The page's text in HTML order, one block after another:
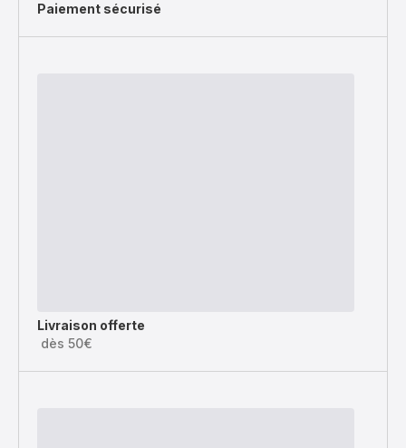
Paiement sécurisé
Livraison offerte
dès 50€